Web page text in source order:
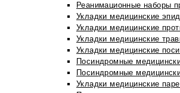
Реанимационные наборы
Укладки медицинские
Укладки медицинские
Укладки медицинские
Укладки медицинские
Посиндромные
Посиндромные
Укладки медицинские